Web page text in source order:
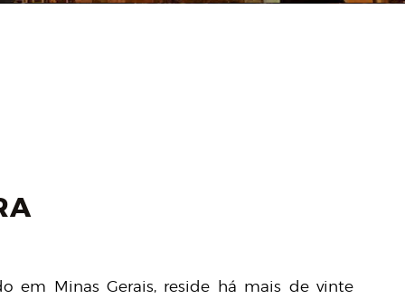
em Minas Gerais, reside há mais de vinte